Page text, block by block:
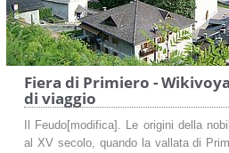
Fiera di Primiero -
di viaggio
Il Feudo[modifica]. Le origini della
al XV secolo, quando la vallata di